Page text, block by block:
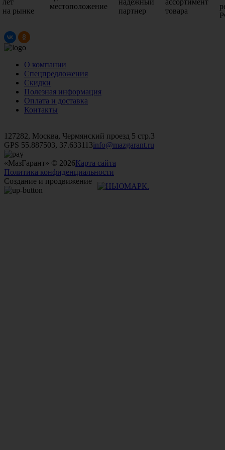
на рынке
местоположение
партнер
товара
О компании
Спецпредложения
Скидки
Полезная информация
Оплата и доставка
Контакты
127282, Москва, Чермянский проезд 5 стр.3
GPS 55.887503, 37.633113info@mazgarant.ru
«МазГарант» © 2026Карта сайта
Политика конфиденциальности
Создание и продвижение